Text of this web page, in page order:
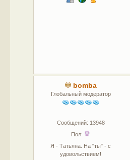
bomba
Глобальный модератор
Сообщений: 13948
Пол:
Я - Татьяна. На "ты" - с
удовольствием!